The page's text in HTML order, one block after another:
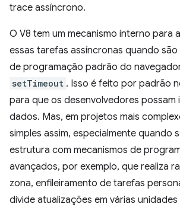
trace assíncrono.
O V8 tem um mecanismo interno para
essas tarefas assíncronas quando são
de programação padrão do
setTimeout . Isso é feito por padrão
para que os desenvolvedores possam
dados. Mas, em projetos mais
simples assim, especialmente quando
estrutura com mecanismos de
avançados, por exemplo, que realiza
zona, enfileiramento de tarefas
divide atualizações em várias